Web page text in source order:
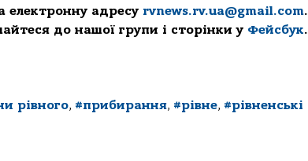
електронну адресу rvnews.rv.ua@gmail.com.
до нашої групи і сторінки у Фейсбук.
рівного, #прибирання, #рівне, #рівненські